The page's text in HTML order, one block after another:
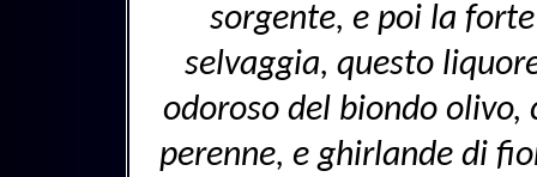
sorgente, e poi la
selvaggia, questo
odoroso del biondo
perenne, e ghirlande di